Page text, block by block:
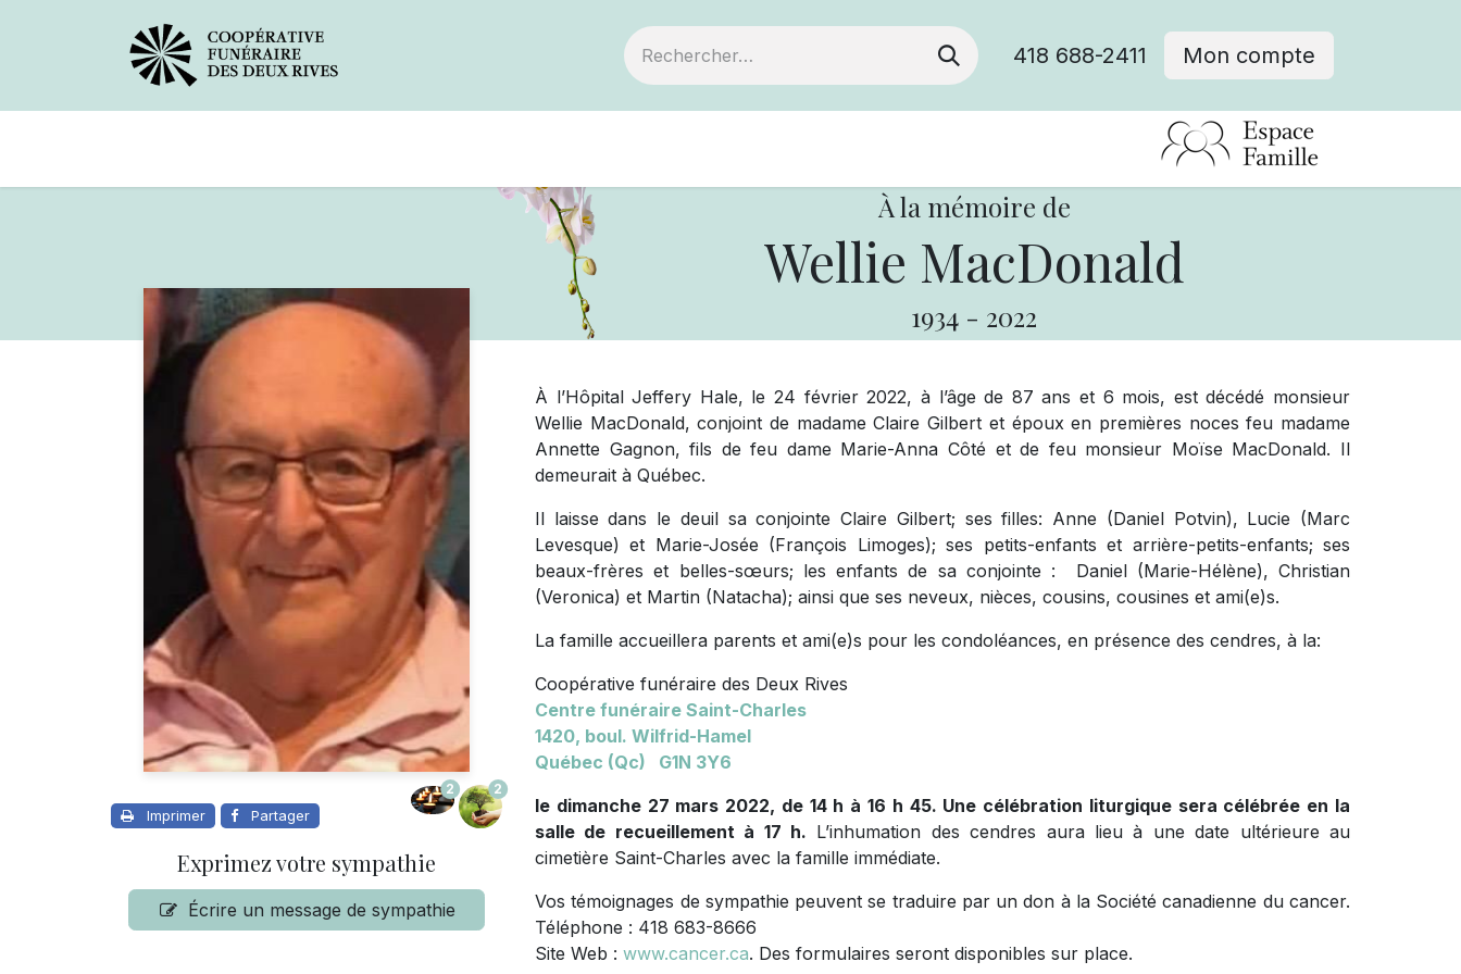
418 688-2411 Mon compte
À la mémoire de
Wellie MacDonald
1934 - 2022
Imprimer Partager
2 2
Exprimez votre sympathie
Écrire un message de sympathie
À l’Hôpital Jeffery Hale, le 24 février 2022, à l’âge de 87 ans et 6 mois, est décédé monsieur
Wellie MacDonald, conjoint de madame Claire Gilbert et époux en premières noces feu madame
Annette Gagnon, fils de feu dame Marie-Anna Côté et de feu monsieur Moïse MacDonald. Il
demeurait à Québec.
Il laisse dans le deuil sa conjointe Claire Gilbert; ses filles: Anne (Daniel Potvin), Lucie (Marc
Levesque) et Marie-Josée (François Limoges); ses petits-enfants et arrière-petits-enfants; ses
beaux-frères et belles-sœurs; les enfants de sa conjointe : Daniel (Marie-Hélène), Christian
(Veronica) et Martin (Natacha); ainsi que ses neveux, nièces, cousins, cousines et ami(e)s.
La famille accueillera parents et ami(e)s pour les condoléances, en présence des cendres, à la:
Coopérative funéraire des Deux Rives
Centre funéraire Saint-Charles
1420, boul. Wilfrid-Hamel
Québec (Qc) G1N 3Y6
le dimanche 27 mars 2022, de 14 h à 16 h 45. Une célébration liturgique sera célébrée en la
salle de recueillement à 17 h. L’inhumation des cendres aura lieu à une date ultérieure au
cimetière Saint-Charles avec la famille immédiate.
Vos témoignages de sympathie peuvent se traduire par un don à la Société canadienne du cancer.
Téléphone : 418 683-8666
Site Web : www.cancer.ca. Des formulaires seront disponibles sur place.